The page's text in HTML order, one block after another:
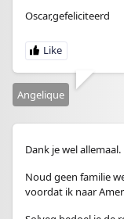
Oscar,gefeliciteerd
Angelique
Dank je wel allemaal.
Noud geen familie
voordat ik naar